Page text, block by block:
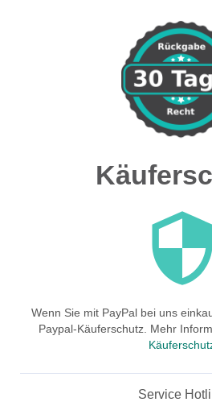
Wenn Sie mit PayPal bei uns
Paypal-Käuferschutz. Mehr
Service